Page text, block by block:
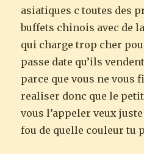
asiatiques c toutes des
buffets chinois avec de
qui charge trop cher
passe date qu’ils
parce que vous ne vous
realiser donc que le
vous l’appeler veux
fou de quelle couleur tu